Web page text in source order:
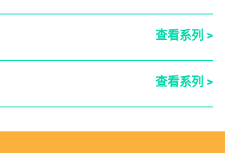
查看系列 >
查看系列 >